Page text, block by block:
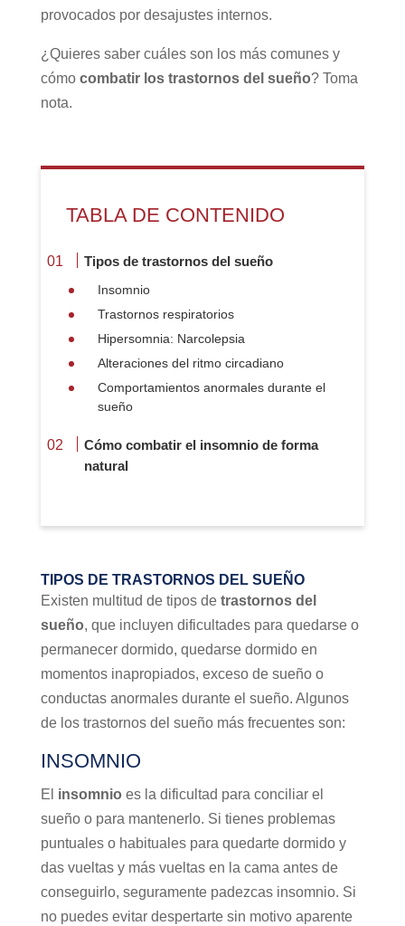
provocados por desajustes internos.
¿Quieres saber cuáles son los más comunes y
cómo combatir los trastornos del sueño? Toma
nota.
TABLA DE CONTENIDO
Tipos de trastornos del sueño
Insomnio
Trastornos respiratorios
Hipersomnia: Narcolepsia
Alteraciones del ritmo circadiano
Comportamientos anormales durante el
sueño
Cómo combatir el insomnio de forma
natural
TIPOS DE TRASTORNOS DEL SUEÑO
Existen multitud de tipos de trastornos del
sueño, que incluyen dificultades para quedarse o
permanecer dormido, quedarse dormido en
momentos inapropiados, exceso de sueño o
conductas anormales durante el sueño. Algunos
de los trastornos del sueño más frecuentes son:
INSOMNIO
El insomnio es la dificultad para conciliar el
sueño o para mantenerlo. Si tienes problemas
puntuales o habituales para quedarte dormido y
das vueltas y más vueltas en la cama antes de
conseguirlo, seguramente padezcas insomnio. Si
no puedes evitar despertarte sin motivo aparente